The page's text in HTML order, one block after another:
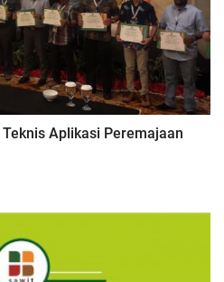
Aplikasi Peremajaan